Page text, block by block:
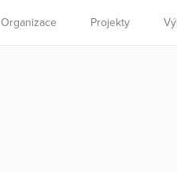
Organizace Projekty